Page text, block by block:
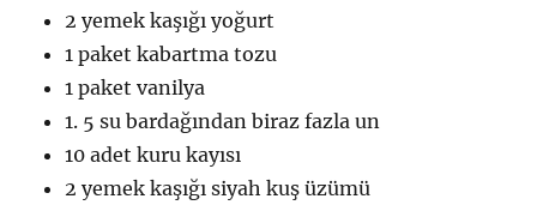
2 yemek kaşığı yoğurt
1 paket kabartma tozu
1 paket vanilya
1. 5 su bardağından biraz fazla un
10 adet kuru kayısı
2 yemek kaşığı siyah kuş üzümü